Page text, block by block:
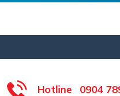
Hotline 0904